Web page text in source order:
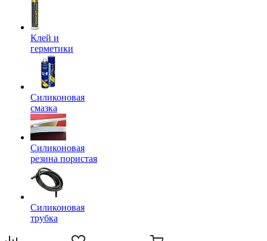
Клей и
герметики
Силиконовая
смазка
Силиконовая
резина пористая
Силиконовая
трубка